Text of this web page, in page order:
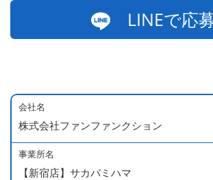
LINEで応
会社名
株式会社ファンファンクション
事業所名
【新宿店】サカバミハマ